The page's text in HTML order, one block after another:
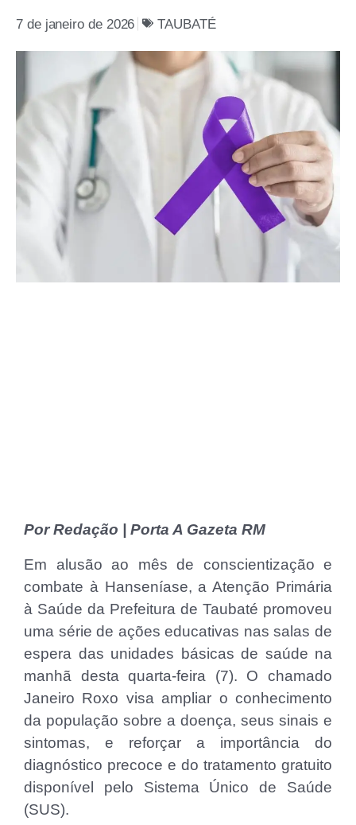
7 de janeiro de 2026 TAUBATÉ
Por Redação | Porta A Gazeta RM
Em alusão ao mês de conscientização e
combate à Hanseníase, a Atenção Primária
à Saúde da Prefeitura de Taubaté promoveu
uma série de ações educativas nas salas de
espera das unidades básicas de saúde na
manhã desta quarta-feira (7). O chamado
Janeiro Roxo visa ampliar o conhecimento
da população sobre a doença, seus sinais e
sintomas, e reforçar a importância do
diagnóstico precoce e do tratamento gratuito
disponível pelo Sistema Único de Saúde
(SUS).